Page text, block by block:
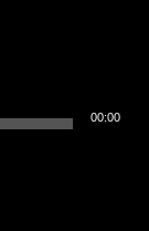
00:00